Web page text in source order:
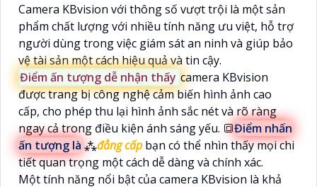
Camera KBvision với thông số vượt trội là một sản
phẩm chất lượng với nhiều tính năng ưu việt, hỗ trợ
người dùng trong việc giám sát an ninh và giúp bảo
vệ tài sản một cách hiệu quả và tin cậy.
Điểm ấn tượng dễ nhận thấy camera KBvision
được trang bị công nghệ cảm biến hình ảnh cao
cấp, cho phép thu lại hình ảnh sắc nét và rõ ràng
ngay cả trong điều kiện ánh sáng yếu. 🔳Điểm nhấn
ấn tượng là ⁂đẳng cấp bạn có thể nhìn thấy mọi chi
tiết quan trọng một cách dễ dàng và chính xác.
Một tính năng nổi bật của camera KBvision là khả